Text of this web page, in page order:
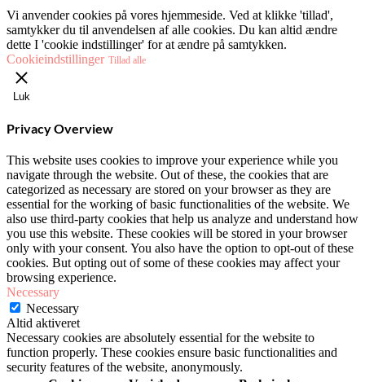
Vi anvender cookies på vores hjemmeside. Ved at klikke 'tillad',
samtykker du til anvendelsen af alle cookies. Du kan altid ændre
dette I 'cookie indstillinger' for at ændre på samtykken.
Cookieindstillinger Tillad alle
Luk
Privacy Overview
This website uses cookies to improve your experience while you
navigate through the website. Out of these, the cookies that are
categorized as necessary are stored on your browser as they are
essential for the working of basic functionalities of the website. We
also use third-party cookies that help us analyze and understand how
you use this website. These cookies will be stored in your browser
only with your consent. You also have the option to opt-out of these
cookies. But opting out of some of these cookies may affect your
browsing experience.
Necessary
Necessary
Altid aktiveret
Necessary cookies are absolutely essential for the website to
function properly. These cookies ensure basic functionalities and
security features of the website, anonymously.